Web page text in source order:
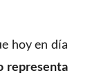
hoy en día
representa